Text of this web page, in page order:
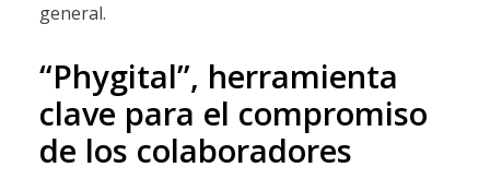
general.
“Phygital”, herramienta
clave para el compromiso
de los colaboradores